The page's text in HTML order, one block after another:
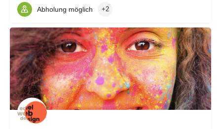
Abholung möglich +2